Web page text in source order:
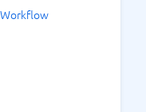
Workflow